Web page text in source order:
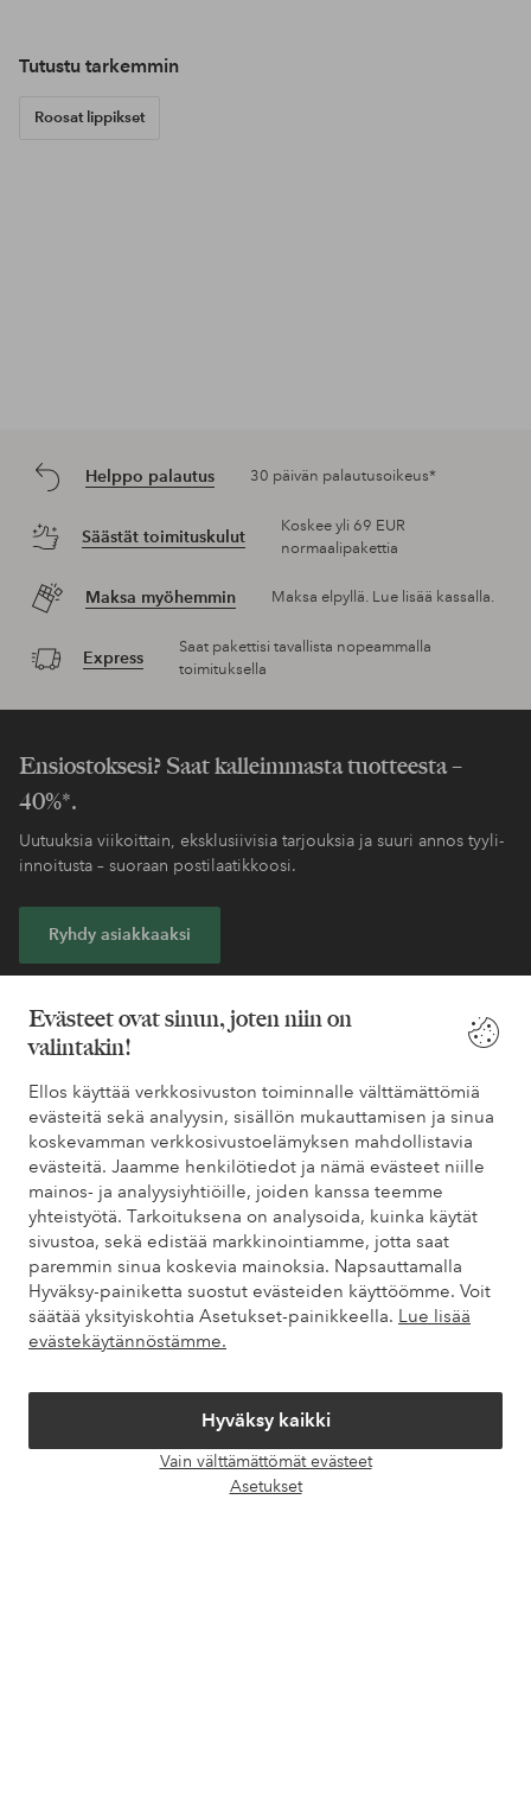
Evästeet ovat sinun, joten niin on
valintakin!
Ellos käyttää verkkosivuston toiminnalle välttämättömiä
evästeitä sekä analyysin, sisällön mukauttamisen ja sinua
koskevamman verkkosivustoelämyksen mahdollistavia
evästeitä. Jaamme henkilötiedot ja nämä evästeet niille
mainos- ja analyysiyhtiöille, joiden kanssa teemme
yhteistyötä. Tarkoituksena on analysoida, kuinka käytät
sivustoa, sekä edistää markkinointiamme, jotta saat
paremmin sinua koskevia mainoksia. Napsauttamalla
Hyväksy-painiketta suostut evästeiden käyttöömme. Voit
säätää yksityiskohtia Asetukset-painikkeella. Lue lisää
evästekäytännöstämme.
Hyväksy kaikki
Vain välttämättömät evästeet
Asetukset
Tutustu tarkemmin
Roosat lippikset
Helppo palautus 30 päivän palautusoikeus*
Säästät toimituskulut
Koskee yli 69 EUR
normaalipakettia
Maksa myöhemmin Maksa elpyllä. Lue lisää kassalla.
Express
Saat pakettisi tavallista nopeammalla
toimituksella
Ensiostoksesi? Saat kalleimmasta tuotteesta –
40%*.
Uutuuksia viikoittain, eksklusiivisia tarjouksia ja suuri annos tyyli-
innoitusta – suoraan postilaatikkoosi.
Ryhdy asiakkaaksi
Löydät vastaukset useimmin kysyttyihin kysymyksiin usein
kysytyistä kysymyksistä. Löydät myös tietoa siitä, miten voit ottaa
meihin yhteyttä.
Asiakaspalvelu Tilaukset Maksutavat
Omat sivut
Tietoa Elloksesta